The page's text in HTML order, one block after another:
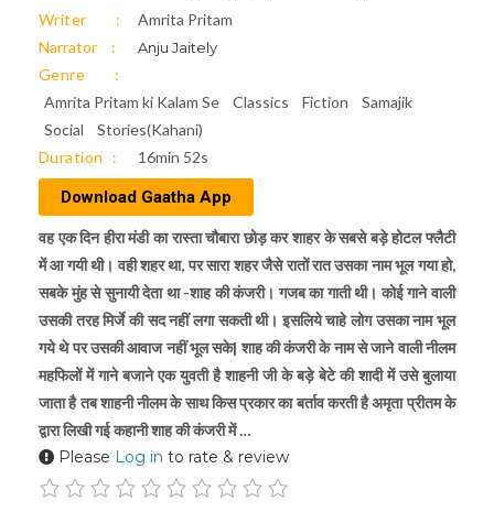
Writer
Amrita Pritam
Narrator
Anju Jaitely
Genre
Amrita Pritam ki Kalam Se
Classics Fiction
Samajik
Social
Stories(Kahani)
Duration
16min 52s
Download Gaatha App
वह एक दिन हीरा मंडी का रास्ता चौबारा छोड़ कर शाहर के सबसे बड़े होटल फ्लैटी
में आ गयी थी। वही शहर था, पर सारा शहर जैसे रातों रात उसका नाम भूल गया हो,
सबके मुंह से सुनायी देता था -शाह की कंजरी। गजब का गाती थी। कोई गाने वाली
उसकी तरह मिर्जे की सद नहीं लगा सकती थी। इसलिये चाहे लोग उसका नाम भूल
गये थे पर उसकी आवाज नहीं भूल सके| शाह की कंजरी के नाम से जाने वाली नीलम
महफिलों में गाने बजाने एक युवती है शाहनी जी के बड़े बेटे की शादी में उसे बुलाया
जाता है तब शाहनी नीलम के साथ किस प्रकार का बर्ताव करती है अमृता प्रीतम के
द्वारा लिखी गई कहानी शाह की कंजरी में …
Please Log in to rate & review